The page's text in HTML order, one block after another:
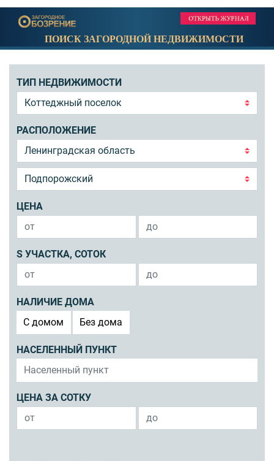
ПОИСК ЗАГОРОДНОЙ НЕДВИЖИМОСТИ
ТИП НЕДВИЖИМОСТИ
РАСПОЛОЖЕНИЕ
ЦЕНА
S УЧАСТКА, СОТОК
НАЛИЧИЕ ДОМА
C домом
Без дома
НАСЕЛЕННЫЙ ПУНКТ
ЦЕНА ЗА СОТКУ